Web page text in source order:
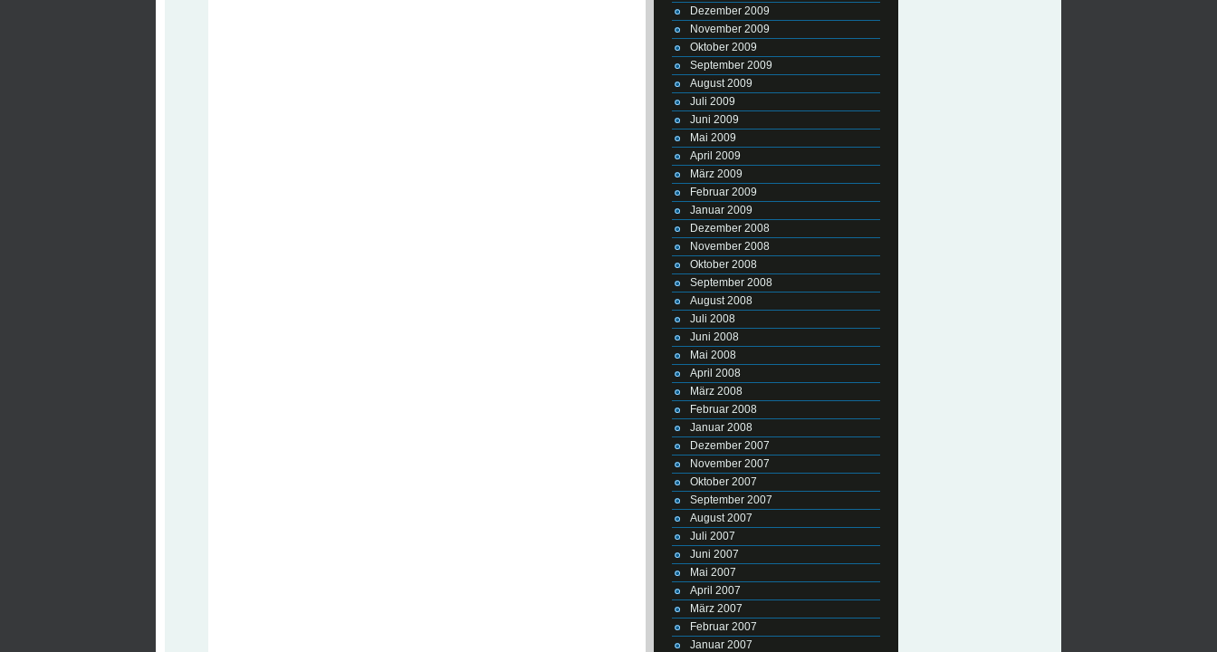
Dezember 2009
November 2009
Oktober 2009
September 2009
August 2009
Juli 2009
Juni 2009
Mai 2009
April 2009
März 2009
Februar 2009
Januar 2009
Dezember 2008
November 2008
Oktober 2008
September 2008
August 2008
Juli 2008
Juni 2008
Mai 2008
April 2008
März 2008
Februar 2008
Januar 2008
Dezember 2007
November 2007
Oktober 2007
September 2007
August 2007
Juli 2007
Juni 2007
Mai 2007
April 2007
März 2007
Februar 2007
Januar 2007